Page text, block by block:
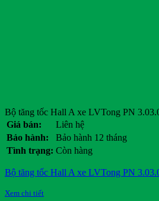
Bộ tăng tốc Hall A xe LVTong PN
Giá bán:
Liên hệ
Bảo hành:
Bảo hành 12 tháng
Tình trạng: Còn hàng
Bộ tăng tốc Hall A xe LVTong PN
Xem chi tiết